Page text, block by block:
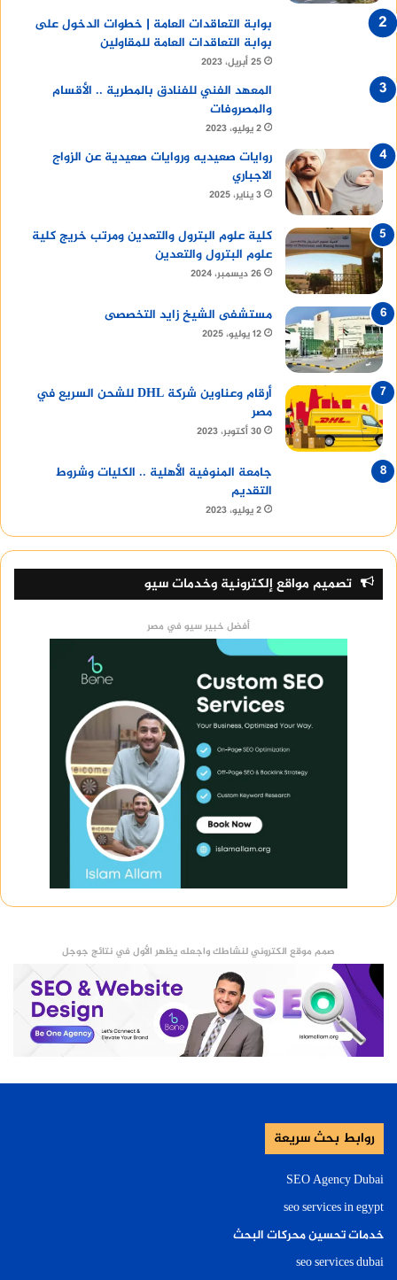
بوابة التعاقدات العامة | خطوات الدخول على
بوابة التعاقدات العامة للمقاولين
25 أبريل، 2023
المعهد الفني للفنادق بالمطرية .. الأقسام
والمصروفات
2 يوليو، 2023
روايات صعيديه وروايات صعيدية عن الزواج
الاجباري
3 يناير، 2025
كلية علوم البترول والتعدين ومرتب خريج كلية
علوم البترول والتعدين
26 ديسمبر، 2024
مستشفى الشيخ زايد التخصصى
12 يوليو، 2025
أرقام وعناوين شركة DHL للشحن السريع في
مصر
30 أكتوبر، 2023
جامعة المنوفية الأهلية .. الكليات وشروط
التقديم
2 يوليو، 2023
تصميم مواقع إلكترونية وخدمات سيو
أفضل خبير سيو في مصر
صمم موقع الكتروني لنشاطك واجعله يظهر الأول في نتائج جوجل
روابط بحث سريعة
SEO Agency Dubai
seo services in egypt
خدمات تحسين محركات البحث
seo services dubai